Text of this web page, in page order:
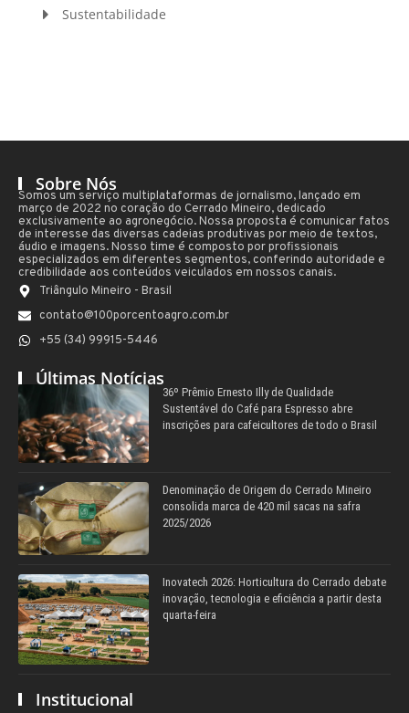
Sustentabilidade
Sobre Nós
Somos um serviço multiplataformas de jornalismo, lançado em
março de 2022 no coração do Cerrado Mineiro, dedicado
exclusivamente ao agronegócio. Nossa proposta é comunicar fatos
de interesse das diversas cadeias produtivas por meio de textos,
áudio e imagens. Nosso time é composto por profissionais
especializados em diferentes segmentos, conferindo autoridade e
credibilidade aos conteúdos veiculados em nossos canais.
Triângulo Mineiro - Brasil
contato@100porcentoagro.com.br
+55 (34) 99915-5446
Últimas Notícias
36º Prêmio Ernesto Illy de Qualidade
Sustentável do Café para Espresso abre
inscrições para cafeicultores de todo o Brasil
Denominação de Origem do Cerrado Mineiro
consolida marca de 420 mil sacas na safra
2025/2026
Inovatech 2026: Horticultura do Cerrado debate
inovação, tecnologia e eficiência a partir desta
quarta-feira
Institucional